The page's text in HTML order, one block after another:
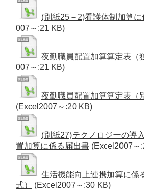
(別紙25－2)看護体制加算
007～:21 KB)
夜勤職員配置加算算定表（
007～:21 KB)
夜勤職員配置加算算定表（
(Excel2007～:20 KB)
(別紙27)テクノロジーの導
置加算に係る届出書 (Excel2007～
生活機能向上連携加算に係
式）
(Excel2007～:30 KB)